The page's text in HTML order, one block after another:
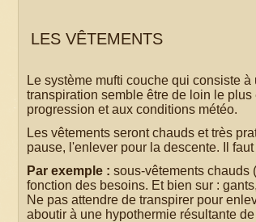
LES VÊTEMENTS
Le système mufti couche qui consiste
transpiration semble être de loin le
progression et aux conditions météo.
Les vêtements seront chauds et très
pause, l'enlever pour la descente. Il
Par exemple : sous-vêtements chauds
fonction des besoins. Et bien sur :
Ne pas attendre de transpirer pour
aboutir à une hypothermie résultante